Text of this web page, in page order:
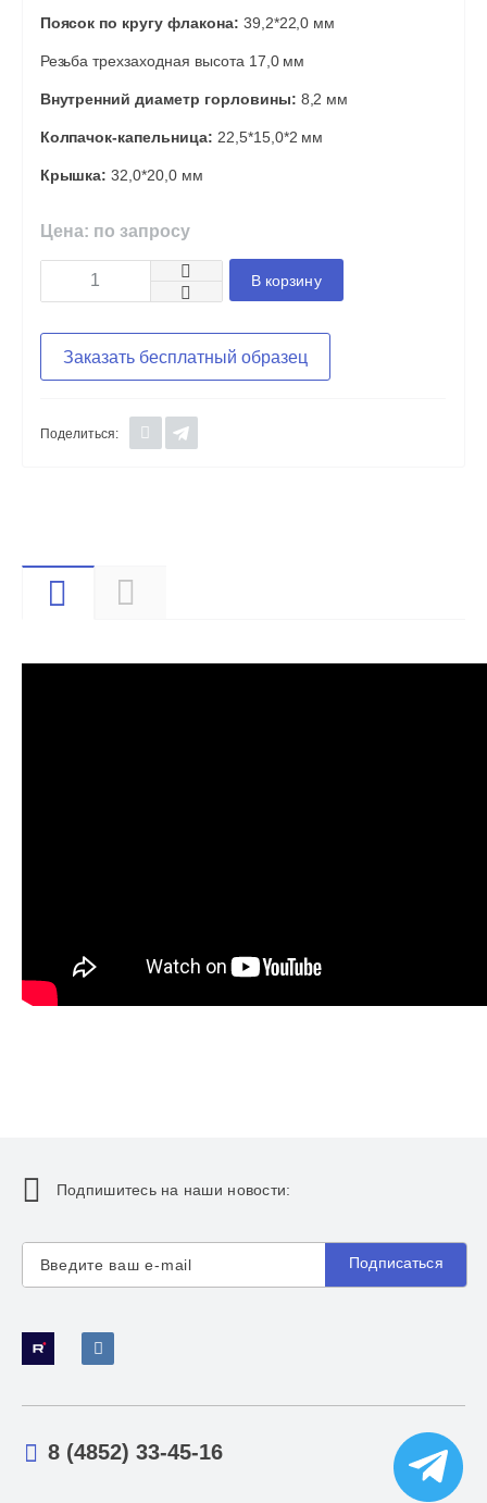
Поясок по кругу флакона: 39,2*22,0 мм
Резьба трехзаходная высота 17,0 мм
Внутренний диаметр горловины: 8,2 мм
Колпачок-капельница: 22,5*15,0*2 мм
Крышка: 32,0*20,0 мм
Цена: по запросу
В корзину
Заказать бесплатный образец
Поделиться:
Подпишитесь на наши новости:
Подписаться
8 (4852) 33-45-16